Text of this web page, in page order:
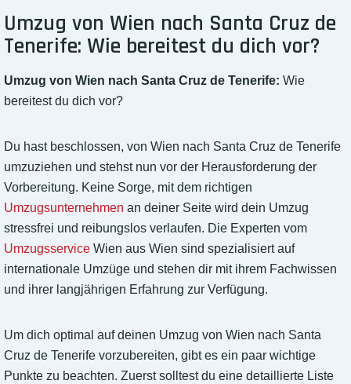
Umzug von Wien nach Santa Cruz de
Tenerife: Wie bereitest du dich vor?
Umzug von Wien nach Santa Cruz de Tenerife: Wie
bereitest du dich vor?
Du hast beschlossen, von Wien nach Santa Cruz de Tenerife
umzuziehen und stehst nun vor der Herausforderung der
Vorbereitung. Keine Sorge, mit dem richtigen
Umzugsunternehmen an deiner Seite wird dein Umzug
stressfrei und reibungslos verlaufen. Die Experten vom
Umzugsservice Wien aus Wien sind spezialisiert auf
internationale Umzüge und stehen dir mit ihrem Fachwissen
und ihrer langjährigen Erfahrung zur Verfügung.
Um dich optimal auf deinen Umzug von Wien nach Santa
Cruz de Tenerife vorzubereiten, gibt es ein paar wichtige
Punkte zu beachten. Zuerst solltest du eine detaillierte Liste